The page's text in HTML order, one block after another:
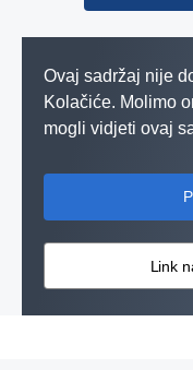
Ovaj sadržaj nije
Kolačiće. Molimo
mogli vidjeti ovaj
Link
AUTOBUSI
MOTORI
SERVISNE